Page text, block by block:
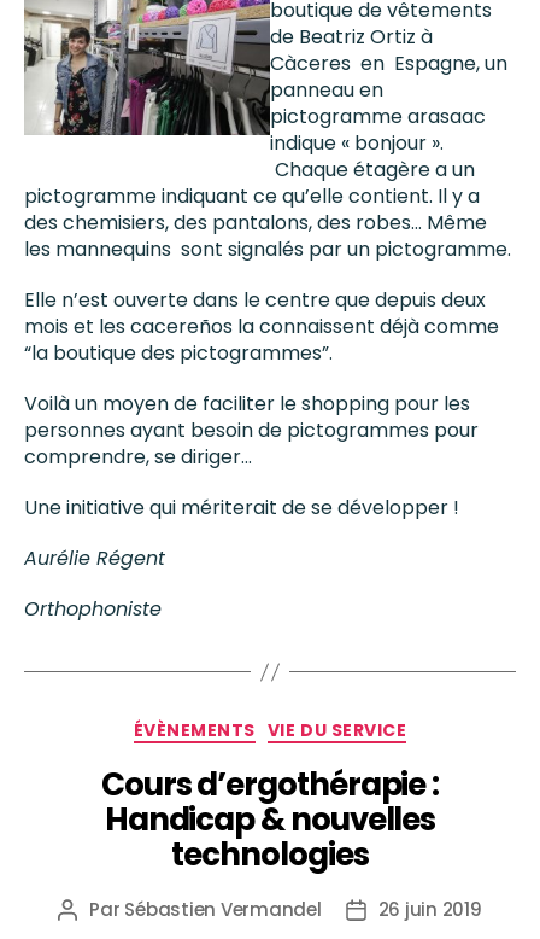
boutique de vêtements
de Beatriz Ortiz à
Càceres en Espagne, un
panneau en
pictogramme arasaac
indique « bonjour ».
Chaque étagère a un
pictogramme indiquant ce qu’elle contient. Il y a
des chemisiers, des pantalons, des robes… Même
les mannequins sont signalés par un pictogramme.
Elle n’est ouverte dans le centre que depuis deux
mois et les cacereños la connaissent déjà comme
“la boutique des pictogrammes”.
Voilà un moyen de faciliter le shopping pour les
personnes ayant besoin de pictogrammes pour
comprendre, se diriger…
Une initiative qui mériterait de se développer !
Aurélie Régent
Orthophoniste
ÉVÈNEMENTS VIE DU SERVICE
Cours d’ergothérapie :
Handicap & nouvelles
technologies
Par Sébastien Vermandel 26 juin 2019